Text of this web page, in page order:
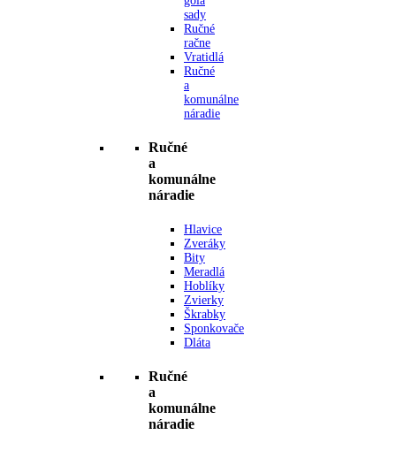
sady
Ručné
račne
Vratidlá
Ručné
a
komunálne
náradie
Ručné
a
komunálne
náradie
Hlavice
Zveráky
Bity
Meradlá
Hoblíky
Zvierky
Škrabky
Sponkovače
Dláta
Ručné
a
komunálne
náradie